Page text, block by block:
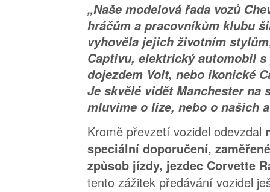
„Naše modelová řada vozů
hráčům a pracovníkům klubu
vyhověla jejich životním
Captivu, elektrický automobil
dojezdem Volt, nebo ikonické
Je skvělé vidět Manchester na
mluvíme o lize, nebo o našich
Kromě převzetí vozidel odevzdal
speciální doporučení,
způsob jízdy, jezdec Corvette
tento zážitek předávání vozidel